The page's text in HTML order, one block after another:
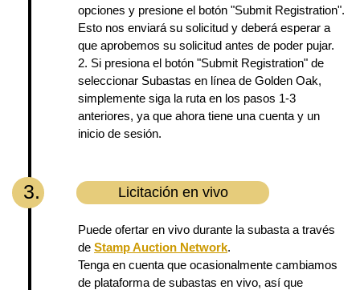
opciones y presione el botón "Submit Registration".
Esto nos enviará su solicitud y deberá esperar a
que aprobemos su solicitud antes de poder pujar.
2. Si presiona el botón "Submit Registration" de
seleccionar Subastas en línea de Golden Oak,
simplemente siga la ruta en los pasos 1-3
anteriores, ya que ahora tiene una cuenta y un
inicio de sesión.
3. Licitación en vivo
Puede ofertar en vivo durante la subasta a través
de Stamp Auction Network.
Tenga en cuenta que ocasionalmente cambiamos
de plataforma de subastas en vivo, así que